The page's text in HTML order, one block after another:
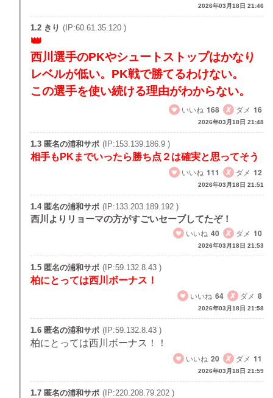
2026年03月18日 21:46
1.2 きり (IP:60.61.35.120 )
西川選手のPKやシュートストップはかなり
レベルが低い。PK戦で勝てるわけない。
この選手を使い続ける理由がわからない。
いいね 168 ダメ 16
2026年03月18日 21:48
1.3 匿名の浦和サポ (IP:153.139.186.9 )
相手もPKまでいったら勝ち点２は確実と思ってそう
いいね 111 ダメ 12
2026年03月18日 21:51
1.4 匿名の浦和サポ (IP:133.203.189.192 )
西川よりリョーマの方がすごいセーブしてたぞ！
いいね 40 ダメ 10
2026年03月18日 21:53
1.5 匿名の浦和サポ (IP:59.132.8.43 )
柏にとっては西川ボーナス！
いいね 64 ダメ 8
2026年03月18日 21:58
1.6 匿名の浦和サポ (IP:59.132.8.43 )
柏にとっては西川ボーナス！！
いいね 20 ダメ 11
2026年03月18日 21:59
1.7 匿名の浦和サポ (IP:220.208.79.202 )